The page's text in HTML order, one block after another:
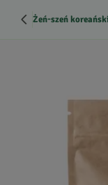
Żeń-szeń